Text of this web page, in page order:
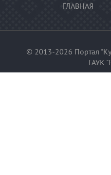
ГЛАВНАЯ
© 2013-2026 Портал
ГАУК